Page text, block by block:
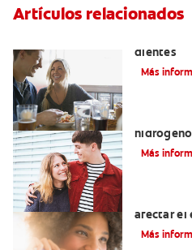
Artículos relacionados
dientes
Más
Más
afectar el
Más